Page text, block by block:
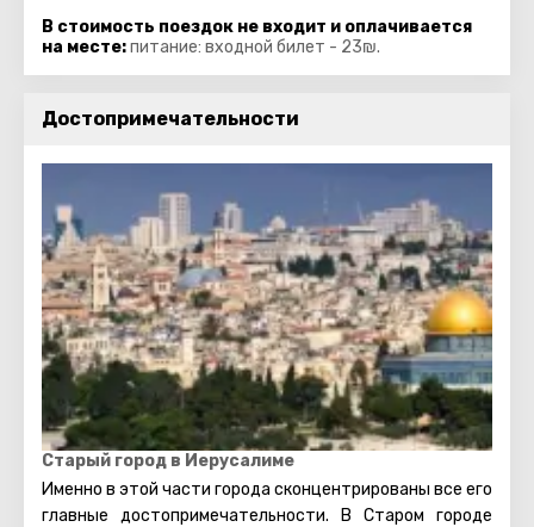
В стоимость поездок не входит и оплачивается
на месте:питание: входной билет - 23₪.
Достопримечательности
Старый город в Иерусалиме
Именно в этой части города сконцентрированы все его
главные достопримечательности. В Старом городе